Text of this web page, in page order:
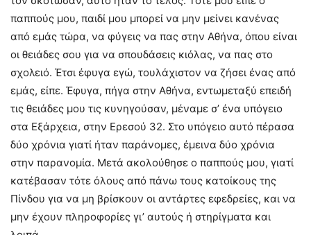
παππούς μου, παιδί μου μπορεί να μην μείνει κανένας
από εμάς τώρα, να φύγεις να πας στην Αθήνα, όπου είναι
οι θειάδες σου για να σπουδάσεις κιόλας, να πας στο
σχολειό. Έτσι έφυγα εγώ, τουλάχιστον να ζήσει ένας από
εμάς, είπε. Έφυγα, πήγα στην Αθήνα, εντωμεταξύ επειδή
τις θειάδες μου τις κυνηγούσαν, μέναμε σ’ ένα υπόγειο
στα Εξάρχεια, στην Ερεσού 32. Στο υπόγειο αυτό πέρασα
δύο χρόνια γιατί ήταν παράνομες, έμεινα δύο χρόνια
στην παρανομία. Μετά ακολούθησε ο παππούς μου, γιατί
κατέβασαν τότε όλους από πάνω τους κατοίκους της
Πίνδου για να μη βρίσκουν οι αντάρτες εφεδρείες, και να
μην έχουν πληροφορίες γι’ αυτούς ή στηρίγματα και